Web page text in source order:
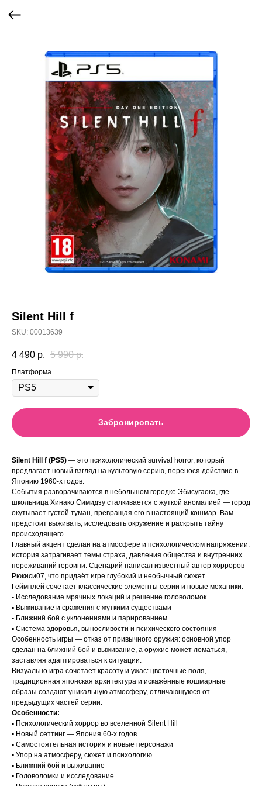
Silent Hill f
SKU: 00013639
4 490 р. 5 990 р.
Платформа
Забронировать
Silent Hill f (PS5) — это психологический survival horror, который
предлагает новый взгляд на культовую серию, перенося действие в
Японию 1960-х годов.
События разворачиваются в небольшом городке Эбисугаока, где
школьница Хинако Симидзу сталкивается с жуткой аномалией — город
окутывает густой туман, превращая его в настоящий кошмар. Вам
предстоит выживать, исследовать окружение и раскрыть тайну
происходящего.
Главный акцент сделан на атмосфере и психологическом напряжении:
история затрагивает темы страха, давления общества и внутренних
переживаний героини. Сценарий написал известный автор хорроров
Рюкиси07, что придаёт игре глубокий и необычный сюжет.
Геймплей сочетает классические элементы серии и новые механики:
▪️ Исследование мрачных локаций и решение головоломок
▪️ Выживание и сражения с жуткими существами
▪️ Ближний бой с уклонениями и парированием
▪️ Система здоровья, выносливости и психического состояния
Особенность игры — отказ от привычного оружия: основной упор
сделан на ближний бой и выживание, а оружие может ломаться,
заставляя адаптироваться к ситуации.
Визуально игра сочетает красоту и ужас: цветочные поля,
традиционная японская архитектура и искажённые кошмарные
образы создают уникальную атмосферу, отличающуюся от
предыдущих частей серии.
Особенности:
▪️ Психологический хоррор во вселенной Silent Hill
▪️ Новый сеттинг — Япония 60-х годов
▪️ Самостоятельная история и новые персонажи
▪️ Упор на атмосферу, сюжет и психологию
▪️ Ближний бой и выживание
▪️ Головоломки и исследование